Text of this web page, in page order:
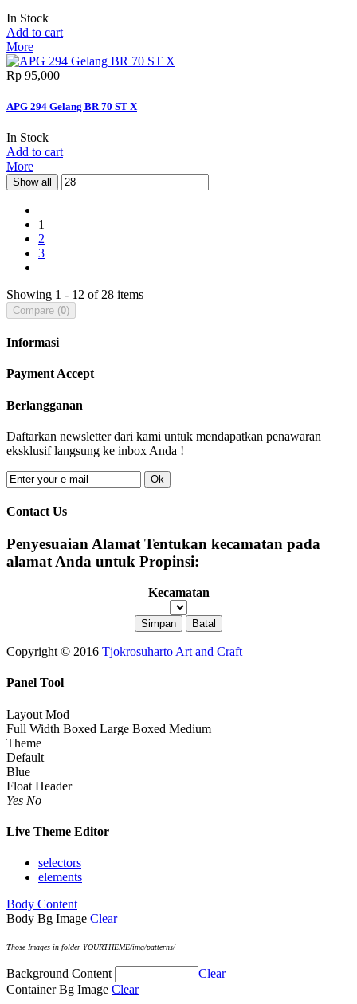
In Stock
Add to cart
More
Rp‎ 95,000
APG 294 Gelang BR 70 ST X
In Stock
Add to cart
More
Show all
1
2
3
Showing 1 - 12 of 28 items
Compare (0)
Informasi
Payment Accept
Berlangganan
Daftarkan newsletter dari kami untuk mendapatkan penawaran
eksklusif langsung ke inbox Anda !
Ok
Contact Us
Penyesuaian AlamatTentukan kecamatan pada
alamat Anda untuk Propinsi:
Kecamatan
Copyright © 2016 Tjokrosuharto Art and Craft
Panel Tool
Layout Mod
Full Width Boxed Large Boxed Medium
Theme
Default
Blue
Float Header
Yes No
Live Theme Editor
selectors
elements
Body Content
Body Bg Image Clear
Those Images in folder YOURTHEME/img/patterns/
Background Content
Clear
Container Bg Image Clear